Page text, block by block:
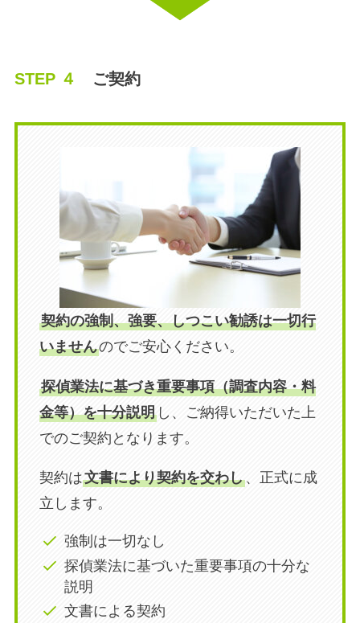
STEP ４ ご契約
契約の強制、強要、しつこい勧誘は一切行
いませんのでご安心ください。
探偵業法に基づき重要事項（調査内容・料
金等）を十分説明し、ご納得いただいた上
でのご契約となります。
契約は文書により契約を交わし、正式に成
立します。
強制は一切なし
探偵業法に基づいた重要事項の十分な
説明
文書による契約